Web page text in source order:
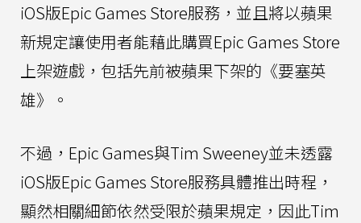
iOS版Epic Games Store服務，並且將以蘋果
新規定讓使用者能藉此購買Epic Games Store
上架遊戲，包括先前被蘋果下架的《要塞英
雄》。
不過，Epic Games與Tim Sweeney並未透露
iOS版Epic Games Store服務具體推出時程，
顯然相關細節依然受限於蘋果規定，因此Tim